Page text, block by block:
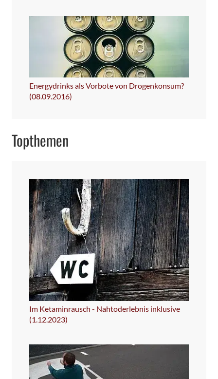
Energydrinks als Vorbote von Drogenkonsum?
(08.09.2016)
Topthemen
Im Ketaminrausch - Nahtoderlebnis inklusive
(1.12.2023)